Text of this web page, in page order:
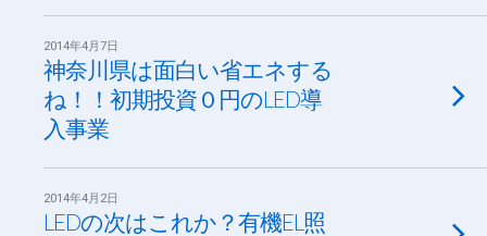
2014年4月7日
神奈川県は面白い省エネする
ね！！初期投資０円のLED導
入事業
2014年4月2日
LEDの次はこれか？有機EL照